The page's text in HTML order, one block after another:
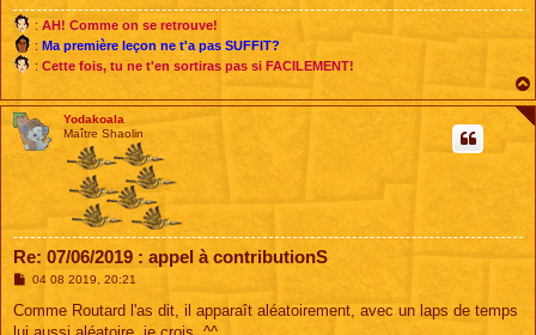
: AH! Comme on se retrouve!
: Ma première leçon ne t'a pas SUFFIT?
: Cette fois, tu ne t'en sortiras pas si FACILEMENT!
Yodakoala
Maître Shaolin
Re: 07/06/2019 : appel à contributionS
M
s
04 08 2019, 20:21
Comme Routard l'as dit, il apparaît aléatoirement, avec un laps de temps